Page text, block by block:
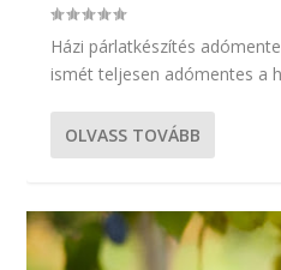
Házi párlatkészítés
ismét teljesen adómentes a
OLVASS TOVÁBB